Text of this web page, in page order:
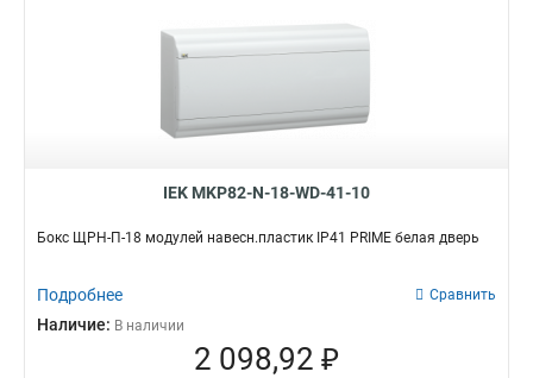
IEK MKP82-N-18-WD-41-10
Бокс ЩРН-П-18 модулей навесн.пластик IP41 PRIME белая дверь
Подробнее Сравнить
Наличие: В наличии
2 098,92 ₽